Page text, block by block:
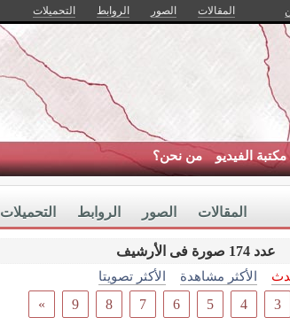
المقالات الصور الروابط التحميلات
مكتبة الفيديو من نحن؟
التحميلات الروابط الصور المقالات
عدد 174 صورة فى الأرشيف
الأكثر مشاهدة
الأكثر تصويتا
3
4
5
6
7
8
9
»